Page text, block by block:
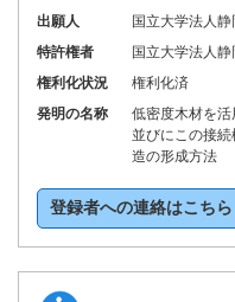
出願人
国立大学法人
特許権者
国立大学法人
権利化状況
権利化済
発明の名称
低密度木材を活
並びにこの接
造の形成方法
登録者への連絡はこちら